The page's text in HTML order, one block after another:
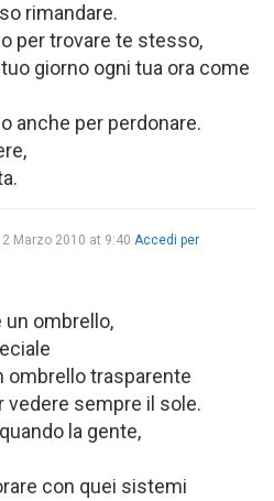
rimandare.
per trovare te stesso,
giorno ogni tua ora come
anche per perdonare.
Marzo 2010 at 9:40 Accedi per
un ombrello,
ombrello trasparente
vedere sempre il sole.
la gente,
con quei sistemi